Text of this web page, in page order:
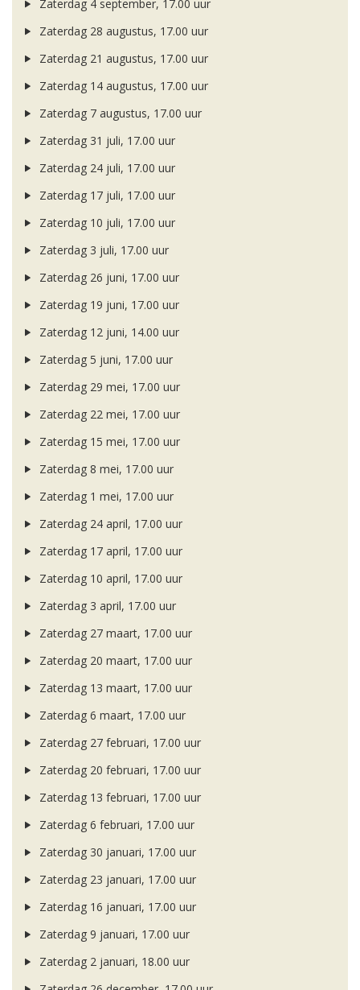
Zaterdag 4 september, 17.00 uur
Zaterdag 28 augustus, 17.00 uur
Zaterdag 21 augustus, 17.00 uur
Zaterdag 14 augustus, 17.00 uur
Zaterdag 7 augustus, 17.00 uur
Zaterdag 31 juli, 17.00 uur
Zaterdag 24 juli, 17.00 uur
Zaterdag 17 juli, 17.00 uur
Zaterdag 10 juli, 17.00 uur
Zaterdag 3 juli, 17.00 uur
Zaterdag 26 juni, 17.00 uur
Zaterdag 19 juni, 17.00 uur
Zaterdag 12 juni, 14.00 uur
Zaterdag 5 juni, 17.00 uur
Zaterdag 29 mei, 17.00 uur
Zaterdag 22 mei, 17.00 uur
Zaterdag 15 mei, 17.00 uur
Zaterdag 8 mei, 17.00 uur
Zaterdag 1 mei, 17.00 uur
Zaterdag 24 april, 17.00 uur
Zaterdag 17 april, 17.00 uur
Zaterdag 10 april, 17.00 uur
Zaterdag 3 april, 17.00 uur
Zaterdag 27 maart, 17.00 uur
Zaterdag 20 maart, 17.00 uur
Zaterdag 13 maart, 17.00 uur
Zaterdag 6 maart, 17.00 uur
Zaterdag 27 februari, 17.00 uur
Zaterdag 20 februari, 17.00 uur
Zaterdag 13 februari, 17.00 uur
Zaterdag 6 februari, 17.00 uur
Zaterdag 30 januari, 17.00 uur
Zaterdag 23 januari, 17.00 uur
Zaterdag 16 januari, 17.00 uur
Zaterdag 9 januari, 17.00 uur
Zaterdag 2 januari, 18.00 uur